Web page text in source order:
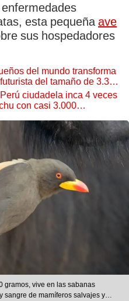
esta pequeña ave
sus hospedadores
del mundo transforma
del tamaño de 3.300
ciudadela inca 4 veces
con casi 3.000
gramos, vive en las sabanas
sangre de mamíferos salvajes y